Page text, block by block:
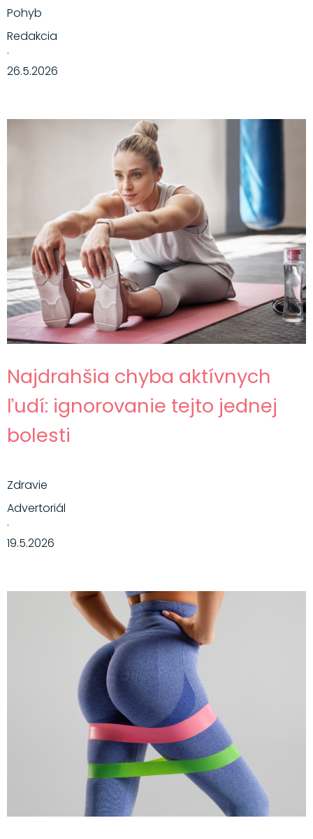
Pohyb
Redakcia
·
26.5.2026
Najdrahšia chyba aktívnych
ľudí: ignorovanie tejto jednej
bolesti
Zdravie
Advertoriál
·
19.5.2026